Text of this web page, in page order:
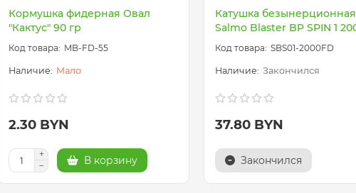
Кормушка фидерная Овал
"Кактус" 90 гр
MB-FD-55
Мало
2.30 BYN
В корзину
Катушка безынерционная
Salmo Blaster BP SPIN 1
SBS01-2000FD
Закончился
37.80 BYN
Закончился